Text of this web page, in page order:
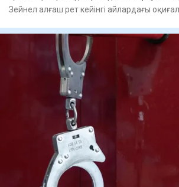
Зейнел алғаш рет кейінгі айлардағы